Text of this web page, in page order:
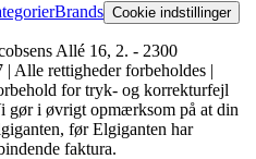
Brands Cookie indstillinger
Allé 16, 2. - 2300
Alle rettigheder forbeholdes |
for tryk- og korrekturfejl
gør i øvrigt opmærksom på at din
før Elgiganten har
faktura.